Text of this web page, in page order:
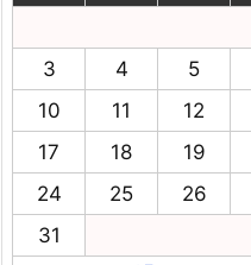
3
4 5
10
11 12
17
18 19
24
25 26
31